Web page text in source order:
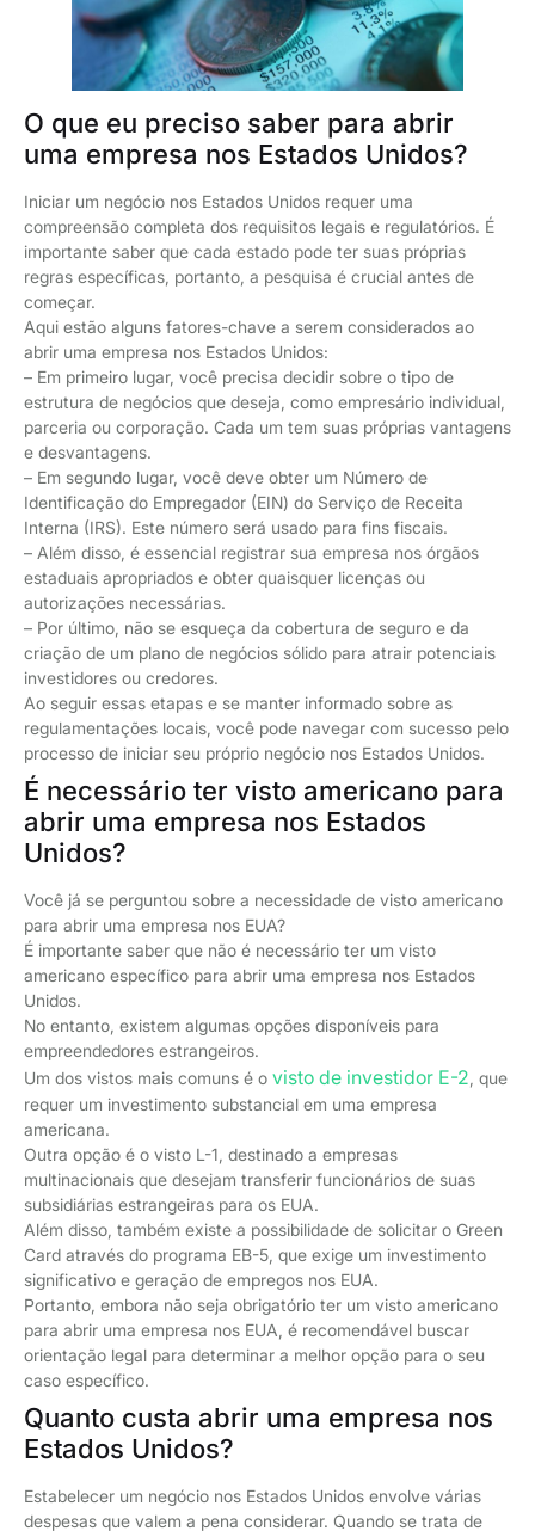
O que eu preciso saber para abrir
uma empresa nos Estados Unidos?
Iniciar um negócio nos Estados Unidos requer uma
compreensão completa dos requisitos legais e regulatórios. É
importante saber que cada estado pode ter suas próprias
regras específicas, portanto, a pesquisa é crucial antes de
começar.
Aqui estão alguns fatores-chave a serem considerados ao
abrir uma empresa nos Estados Unidos:
– Em primeiro lugar, você precisa decidir sobre o tipo de
estrutura de negócios que deseja, como empresário individual,
parceria ou corporação. Cada um tem suas próprias vantagens
e desvantagens.
– Em segundo lugar, você deve obter um Número de
Identificação do Empregador (EIN) do Serviço de Receita
Interna (IRS). Este número será usado para fins fiscais.
– Além disso, é essencial registrar sua empresa nos órgãos
estaduais apropriados e obter quaisquer licenças ou
autorizações necessárias.
– Por último, não se esqueça da cobertura de seguro e da
criação de um plano de negócios sólido para atrair potenciais
investidores ou credores.
Ao seguir essas etapas e se manter informado sobre as
regulamentações locais, você pode navegar com sucesso pelo
processo de iniciar seu próprio negócio nos Estados Unidos.
É necessário ter visto americano para
abrir uma empresa nos Estados
Unidos?
Você já se perguntou sobre a necessidade de visto americano
para abrir uma empresa nos EUA?
É importante saber que não é necessário ter um visto
americano específico para abrir uma empresa nos Estados
Unidos.
No entanto, existem algumas opções disponíveis para
empreendedores estrangeiros.
Um dos vistos mais comuns é o visto de investidor E-2 , que
requer um investimento substancial em uma empresa
americana.
Outra opção é o visto L-1, destinado a empresas
multinacionais que desejam transferir funcionários de suas
subsidiárias estrangeiras para os EUA.
Além disso, também existe a possibilidade de solicitar o Green
Card através do programa EB-5, que exige um investimento
significativo e geração de empregos nos EUA.
Portanto, embora não seja obrigatório ter um visto americano
para abrir uma empresa nos EUA, é recomendável buscar
orientação legal para determinar a melhor opção para o seu
caso específico.
Quanto custa abrir uma empresa nos
Estados Unidos?
Estabelecer um negócio nos Estados Unidos envolve várias
despesas que valem a pena considerar. Quando se trata de